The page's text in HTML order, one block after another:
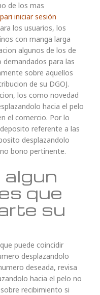
de los mas
iniciar sesión
los usuarios, los
con manga larga
algunos de los de
para las
sobre aquellos
de su DGOJ.
los como novedad
hacia el pelo
el comercio. Por lo
referente a las
desplazandolo
bono pertinente.
que
su
puede coincidir
desplazandolo
deseada, revisa
hacia el pelo no
recibimiento si